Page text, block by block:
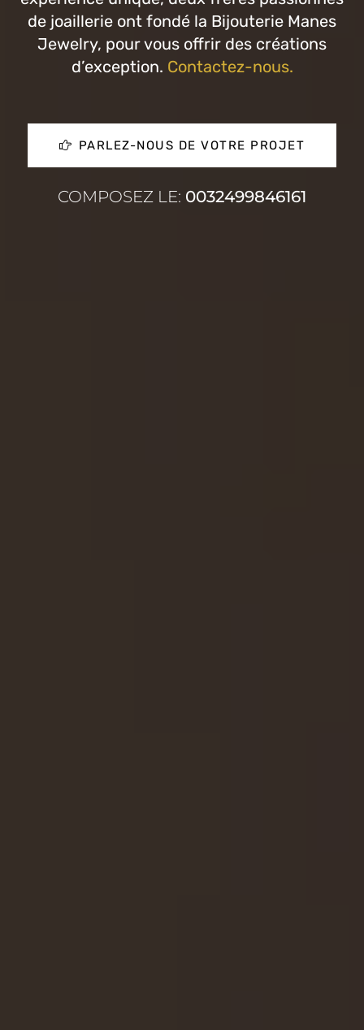
de joaillerie ont fondé la Bijouterie Manes
Jewelry, pour vous offrir des créations
d’exception. Contactez-nous.
PARLEZ-NOUS DE VOTRE PROJET
COMPOSEZ LE: 0032499846161